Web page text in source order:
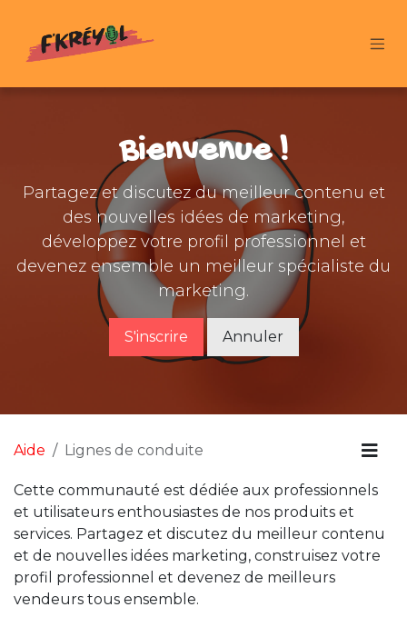
Bienvenue !
Partagez et discutez du meilleur contenu et
des nouvelles idées de marketing,
développez votre profil professionnel et
devenez ensemble un meilleur spécialiste du
marketing.
S'inscrire Annuler
Aide Lignes de conduite
Cette communauté est dédiée aux professionnels
et utilisateurs enthousiastes de nos produits et
services. Partagez et discutez du meilleur contenu
et de nouvelles idées marketing, construisez votre
profil professionnel et devenez de meilleurs
vendeurs tous ensemble.